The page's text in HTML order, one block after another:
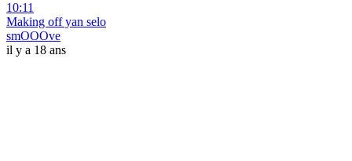
10:11
Making off yan selo
smOOOve
il y a 18 ans